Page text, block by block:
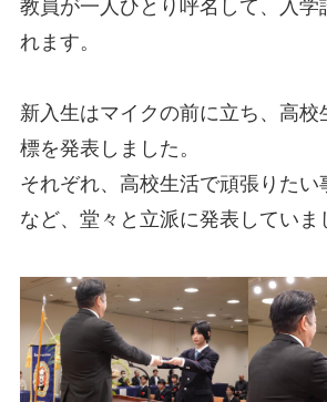
教員が一人ひとり呼名して、入学
れます。
新入生はマイクの前に立ち、高校
標を発表しました。
それぞれ、高校生活で頑張りたい
など、堂々と立派に発表していま